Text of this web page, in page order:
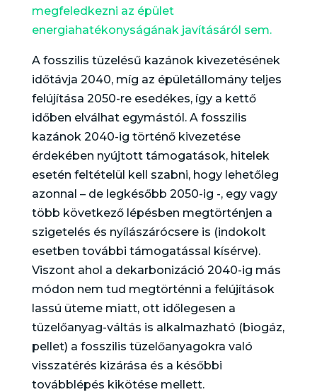
megfeledkezni az épület
energiahatékonyságának javításáról sem.
A fosszilis tüzelésű kazánok kivezetésének
időtávja 2040, míg az épületállomány teljes
felújítása 2050-re esedékes, így a kettő
időben elválhat egymástól. A fosszilis
kazánok 2040-ig történő kivezetése
érdekében nyújtott támogatások, hitelek
esetén feltételül kell szabni, hogy lehetőleg
azonnal – de legkésőbb 2050-ig -, egy vagy
több következő lépésben megtörténjen a
szigetelés és nyílászárócsere is (indokolt
esetben további támogatással kísérve).
Viszont ahol a dekarbonizáció 2040-ig más
módon nem tud megtörténni a felújítások
lassú üteme miatt, ott időlegesen a
tüzelőanyag-váltás is alkalmazható (biogáz,
pellet) a fosszilis tüzelőanyagokra való
visszatérés kizárása és a későbbi
továbblépés kikötése mellett.